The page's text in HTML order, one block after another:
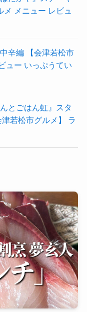
メニュー レビュ
辛編 【会津若松市
ュー いっぷうてい
とごはん虹』スタ
若松市グルメ】 ラ